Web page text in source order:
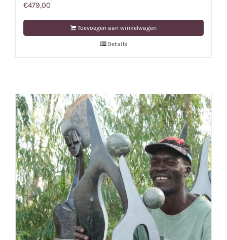
€479,00
Toevoegen aan winkelwagen
Details